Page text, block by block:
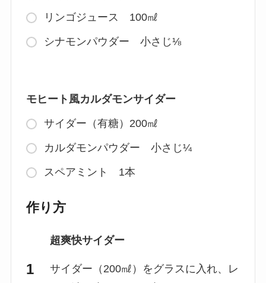
リンゴジュース 100㎖
シナモンパウダー 小さじ⅛
モヒート風カルダモンサイダー
サイダー（有糖）200㎖
カルダモンパウダー 小さじ¼
スペアミント 1本
作り方
超爽快サイダー
サイダー（200㎖）をグラスに入れ、レ